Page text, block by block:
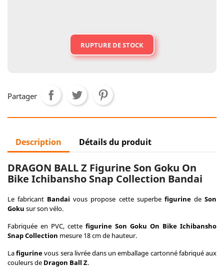
RUPTURE DE STOCK
Partager
Description Détails du produit
DRAGON BALL Z Figurine Son Goku On
Bike Ichibansho Snap Collection Bandai
Le fabricant Bandai vous propose cette superbe figurinedeSon
Goku sur son vélo.
Fabriquée en PVC, cette figurine Son Goku On Bike Ichibansho
Snap Collection mesure 18 cm de hauteur.
Lafigurinevous sera livrée dans un emballage cartonné fabriqué aux
couleurs de Dragon Ball Z.